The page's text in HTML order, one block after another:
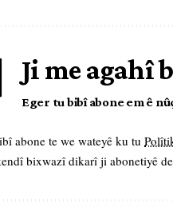
Ji me agahî
Eger tu bibî abone em ê
abone te we wateyê ku tu
bixwazî dikarî ji abonetiyê